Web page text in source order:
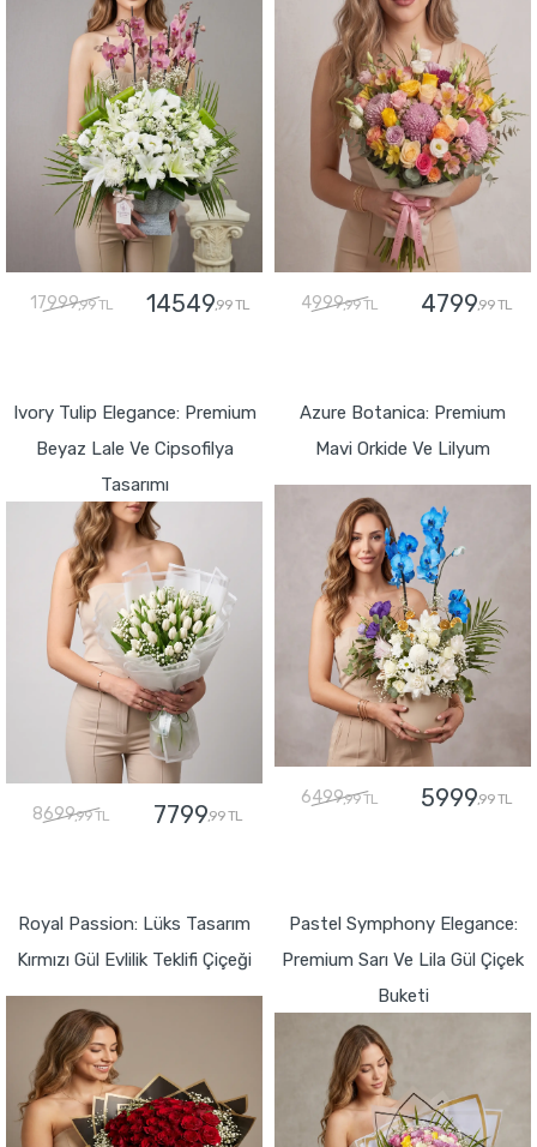
17999,99 TL 14549,99 TL 4999,99 TL 4799,99 TL
Ivory Tulip Elegance: Premium
Beyaz Lale Ve Cipsofilya
Tasarımı
8699,99 TL 7799,99 TL
Azure Botanica: Premium
Mavi Orkide Ve Lilyum
6499,99 TL 5999,99 TL
Royal Passion: Lüks Tasarım
Kırmızı Gül Evlilik Teklifi Çiçeği
Pastel Symphony Elegance:
Premium Sarı Ve Lila Gül Çiçek
Buketi